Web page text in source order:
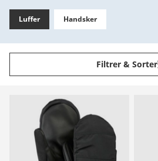
Luffer Handsker
Filtrer & Sorter